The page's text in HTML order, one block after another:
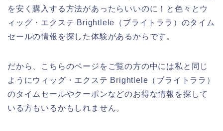
を安く購入する方法があったらいいのに！と色々とウ
ィッグ・エクステ Brightlele（ブライトララ）のタイム
セールの情報を探した体験があるからです。
だから、こちらのページをご覧の方の中には私と同じ
ようにウィッグ・エクステ Brightlele（ブライトララ）
のタイムセールやクーポンなどのお得な情報を探して
いる方もいるかもしれません。